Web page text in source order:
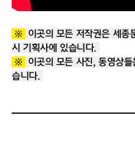
※ 이곳의 모든 저작권은 세종
시 기획사에 있습니다.
※ 이곳의 모든 사진, 동영상
습니다.